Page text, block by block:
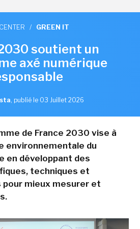
/ GREEN IT
soutient un
axé numérique
, publié le 03 Juillet 2026
de France 2030 vise à
environnementale du
en développant des
techniques et
mieux mesurer et